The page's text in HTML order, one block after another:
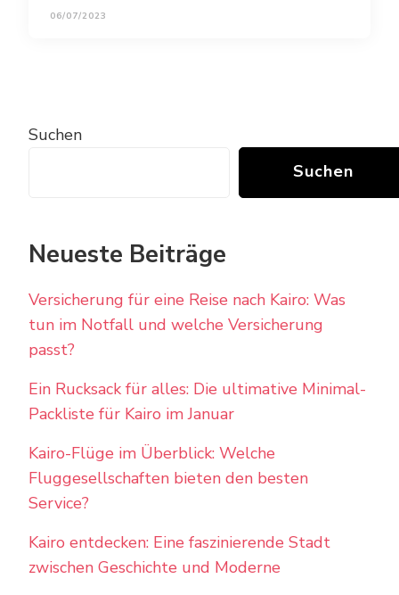
06/07/2023
Suchen
Suchen
Neueste Beiträge
Versicherung für eine Reise nach Kairo: Was
tun im Notfall und welche Versicherung
passt?
Ein Rucksack für alles: Die ultimative Minimal-
Packliste für Kairo im Januar
Kairo-Flüge im Überblick: Welche
Fluggesellschaften bieten den besten
Service?
Kairo entdecken: Eine faszinierende Stadt
zwischen Geschichte und Moderne